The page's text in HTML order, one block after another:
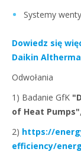
Systemy
Dowiedz się
Daikin Altherma
Odwołania
1) Badanie GfK
of Heat Pumps"
2) https://
efficiency/